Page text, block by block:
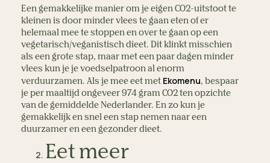
Een gemakkelijke manier om je eigen CO2-uitstoot te
kleinen is door minder vlees te gaan eten of er
helemaal mee te stoppen en over te gaan op een
vegetarisch/veganistisch dieet. Dit klinkt misschien
als een grote stap, maar met een paar dagen minder
vlees kun je je voedselpatroon al enorm
verduurzamen. Als je mee eet met Ekomenu, bespaar
je per maaltijd ongeveer 974 gram CO2 ten opzichte
van de gemiddelde Nederlander. En zo kun je
gemakkelijk en snel een stap nemen naar een
duurzamer en een gezonder dieet.
Eet meer